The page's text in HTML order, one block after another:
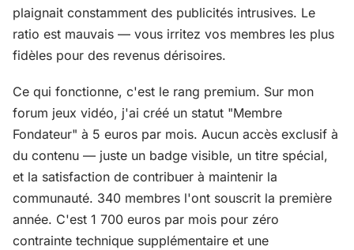
plaignait constamment des publicités intrusives. Le
ratio est mauvais — vous irritez vos membres les plus
fidèles pour des revenus dérisoires.
Ce qui fonctionne, c'est le rang premium. Sur mon
forum jeux vidéo, j'ai créé un statut "Membre
Fondateur" à 5 euros par mois. Aucun accès exclusif à
du contenu — juste un badge visible, un titre spécial,
et la satisfaction de contribuer à maintenir la
communauté. 340 membres l'ont souscrit la première
année. C'est 1 700 euros par mois pour zéro
contrainte technique supplémentaire et une